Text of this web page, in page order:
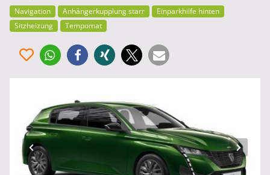
Navigation Anhängerkupplung starr
Einparkhilfe hinten
Sitzheizung
Tempomat